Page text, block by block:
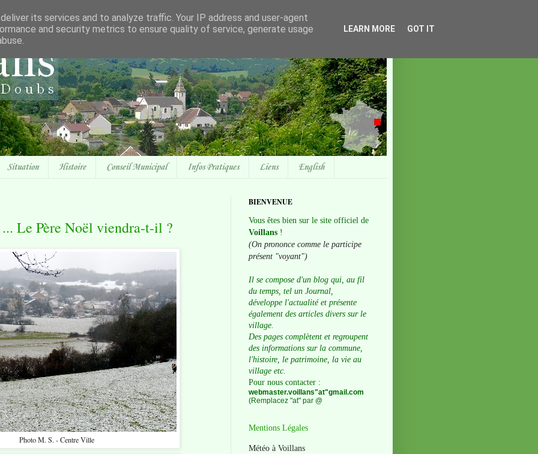
Situation Histoire Conseil Municipal Infos Pratiques Liens English
Le Père Noël viendra-t-il ?
Photo M. S. - Centre Ville
BIENVENUE
Vous êtes bien sur le site officiel de
Voillans !
(On prononce comme le participe
présent "voyant")
Il se compose d'un blog qui, au fil
du temps, tel un Journal,
développe l'actualité et présente
également des articles divers sur le
village.
Des pages complètent et regroupent
des informations sur la commune,
l'histoire, le patrimoine, la vie au
village etc.
Pour nous contacter :
webmaster.voillans"at"gmail.com
(Remplacez "at" par @
Mentions Légales
Météo à Voillans
its services and to analyze traffic. Your IP address and user-agent
and security metrics to ensure quality of service, generate usage
LEARN MORE GOT IT